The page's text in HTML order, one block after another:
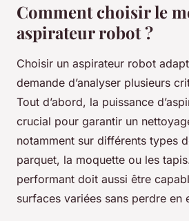
Comment choisir le
aspirateur robot ?
Choisir un aspirateur robot
demande d’analyser plusieurs
Tout d’abord, la puissance
crucial pour garantir un
notamment sur différents types
parquet, la moquette ou les
performant doit aussi être
surfaces variées sans perdre en